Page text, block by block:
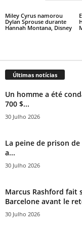
Miley Cyrus namorou
Dylan Sprouse durante
Hannah Montana, Disney
Últimas notícias
Un homme a été
700 $...
30 Julho 2026
La peine de prison de
a...
30 Julho 2026
Marcus Rashford fait
Barcelone avant le
30 Julho 2026